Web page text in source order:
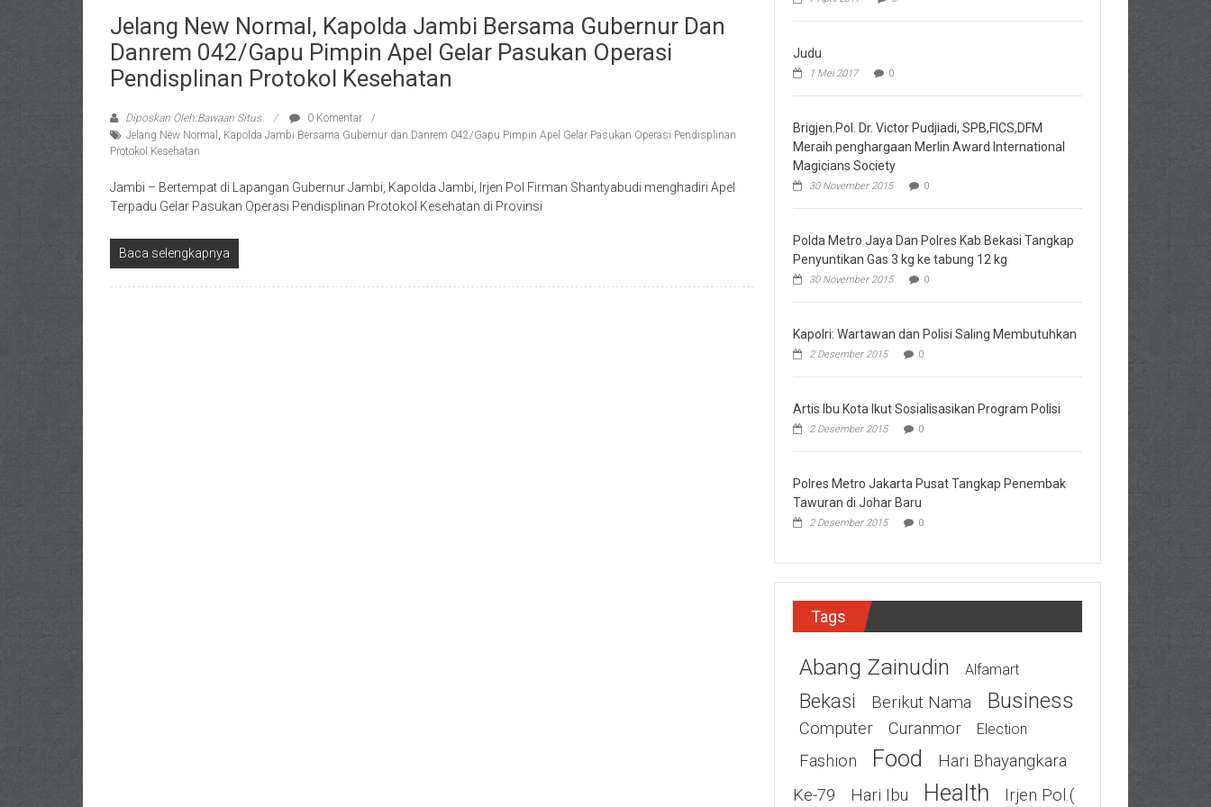
Jelang New Normal, Kapolda Jambi Bersama Gubernur Dan
Danrem 042/Gapu Pimpin Apel Gelar Pasukan Operasi
Pendisplinan Protokol Kesehatan
Diposkan Oleh:Bawaan Situs
0 Komentar
Jelang New Normal , Kapolda Jambi Bersama Gubernur dan Danrem 042/Gapu Pimpin Apel Gelar Pasukan Operasi Pendisplinan
Protokol Kesehatan
Jambi – Bertempat di Lapangan Gubernur Jambi, Kapolda Jambi, Irjen Pol Firman Shantyabudi menghadiri Apel
Terpadu Gelar Pasukan Operasi Pendisplinan Protokol Kesehatan di Provinsi
Baca selengkapnya
Judu
1 Mei 2017 0
Brigjen.Pol. Dr. Victor Pudjiadi, SPB,FICS,DFM
Meraih penghargaan Merlin Award International
Magicians Society
30 November 2015 0
Polda Metro Jaya Dan Polres Kab Bekasi Tangkap
Penyuntikan Gas 3 kg ke tabung 12 kg
30 November 2015 0
Kapolri: Wartawan dan Polisi Saling Membutuhkan
2 Desember 2015 0
Artis Ibu Kota Ikut Sosialisasikan Program Polisi
2 Desember 2015 0
Polres Metro Jakarta Pusat Tangkap Penembak
Tawuran di Johar Baru
2 Desember 2015 0
Tags
Abang Zainudin Alfamart
Bekasi Berikut Nama Business
Computer Curanmor Election
Fashion Food
Hari Bhayangkara
Ke-79
Hari Ibu Health
Irjen Pol.(